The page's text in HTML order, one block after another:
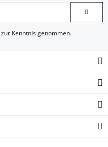
zur Kenntnis genommen.